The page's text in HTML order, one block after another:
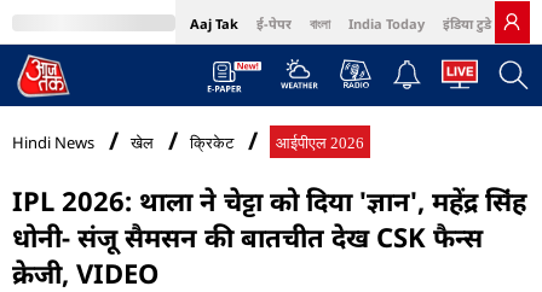
Aaj Tak ई-पेपर বাংলা India Today इंडिया टुडे हिंदी
MumbaiTak Cosmopolitan Harper's Bazaar Northeast
Hindi News खेल क्रिकेट आईपीएल 2026
IPL 2026: थाला ने चेट्टा को द‍िया 'ज्ञान', महेंद्र स‍िंह
धोनी- संजू सैमसन की बातचीत देख CSK फैन्स
क्रेजी, VIDEO